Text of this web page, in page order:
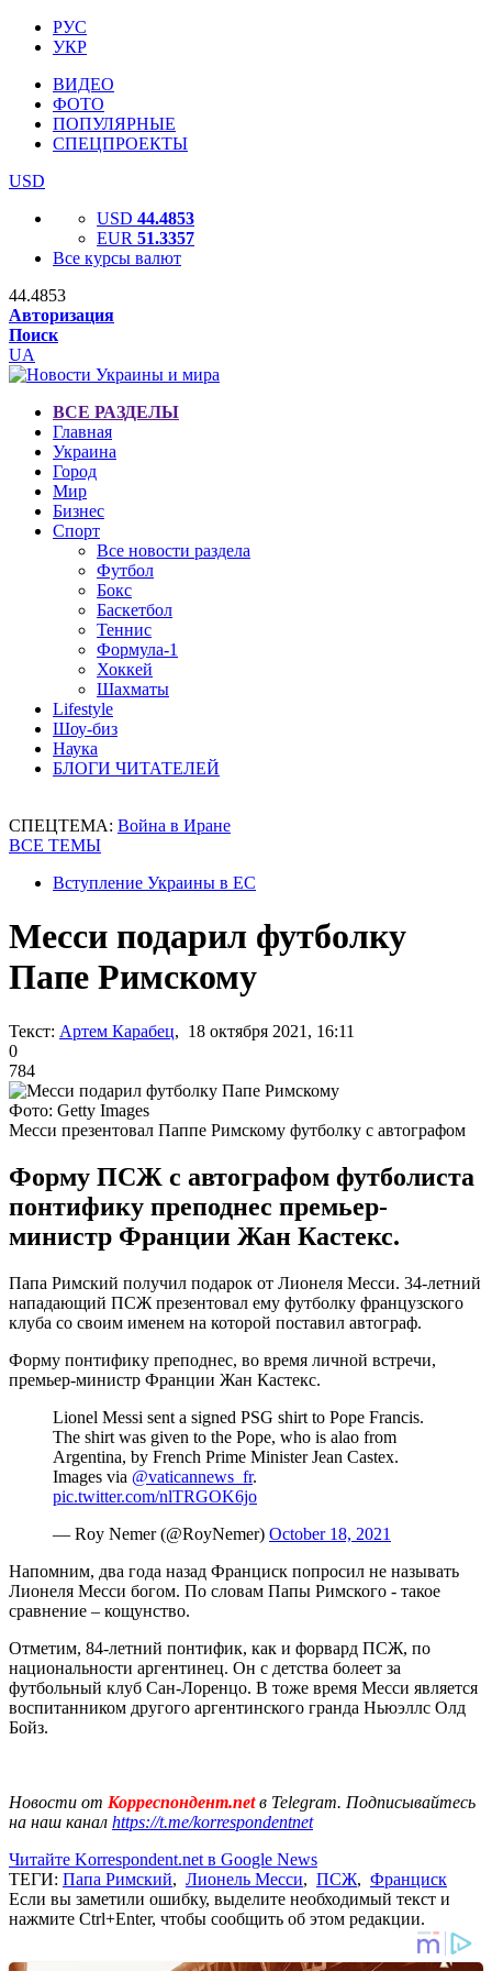
РУС
УКР
ВИДЕО
ФОТО
ПОПУЛЯРНЫЕ
СПЕЦПРОЕКТЫ
USD
USD 44.4853
EUR 51.3357
Все курсы валют
44.4853
Авторизация
Поиск
UA
ВСЕ РАЗДЕЛЫ
Главная
Украина
Город
Мир
Бизнес
Спорт
Все новости раздела
Футбол
Бокс
Баскетбол
Теннис
Формула-1
Хоккей
Шахматы
Lifestyle
Шоу-биз
Наука
БЛОГИ ЧИТАТЕЛЕЙ
СПЕЦТЕМА: Война в Иране
ВСЕ ТЕМЫ
Вступление Украины в ЕС
Месси подарил футболку
Папе Римскому
Текст: Артем Карабец, 18 октября 2021, 16:11
0
784
Фото: Getty Images
Месси презентовал Паппе Римскому футболку с автографом
Форму ПСЖ с автографом футболиста
понтифику преподнес премьер-
министр Франции Жан Кастекс.
Папа Римский получил подарок от Лионеля Месси. 34-летний
нападающий ПСЖ презентовал ему футболку французского
клуба со своим именем на которой поставил автограф.
Форму понтифику преподнес, во время личной встречи,
премьер-министр Франции Жан Кастекс.
Lionel Messi sent a signed PSG shirt to Pope Francis.
The shirt was given to the Pope, who is alao from
Argentina, by French Prime Minister Jean Castex.
Images via @vaticannews_fr.
pic.twitter.com/nlTRGOK6jo
— Roy Nemer (@RoyNemer) October 18, 2021
Напомним, два года назад Франциск попросил не называть
Лионеля Месси богом. По словам Папы Римского - такое
сравнение – кощунство.
Отметим, 84-летний понтифик, как и форвард ПСЖ, по
национальности аргентинец. Он с детства болеет за
футбольный клуб Сан-Лоренцо. В тоже время Месси является
воспитанником другого аргентинского гранда Ньюэллс Олд
Бойз.
Новости от Корреспондент.netв Telegram. Подписывайтесь
на наш канал https://t.me/korrespondentnet
Читайте Korrespondent.net в Google News
ТЕГИ: Папа Римский, Лионель Месси, ПСЖ, Франциск
Если вы заметили ошибку, выделите необходимый текст и
нажмите Ctrl+Enter, чтобы сообщить об этом редакции.